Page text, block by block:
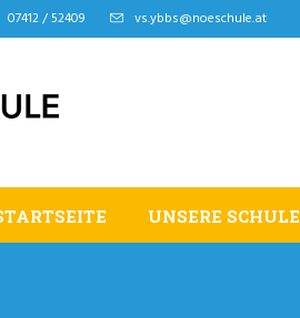
07412 / 52409 vs.ybbs@noeschule.at
UNSERE SCHULE